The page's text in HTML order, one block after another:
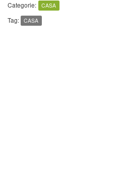
Categorie: CASA
Tag: CASA